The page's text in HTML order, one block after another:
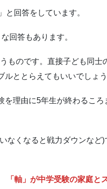
回答をしています。
回答もあります。
ものです。直接子ども同士
ととらえてもいいでしょう
理由に5年生が終わるこ
なくなると戦力ダウンなど
「軸」が中学受験の家庭と